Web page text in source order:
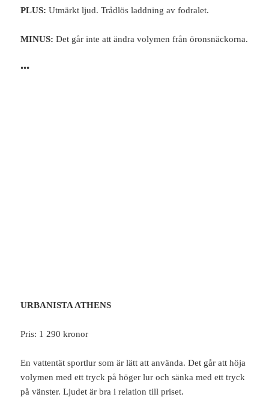
PLUS:Utmärkt ljud. Trådlös laddning av fodralet.
MINUS: Det går inte att ändra volymen från öronsnäckorna.
•••
URBANISTA ATHENS
Pris: 1 290 kronor
En vattentät sportlur som är lätt att använda. Det går att höja
volymen med ett tryck på höger lur och sänka med ett tryck
på vänster. Ljudet är bra i relation till priset.